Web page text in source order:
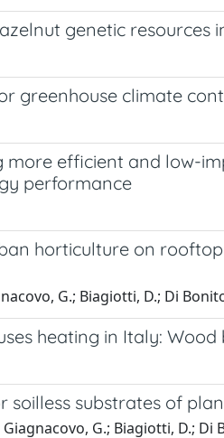
genetic resources
greenhouse climate
more efficient and low-
performance
horticulture on
G.; Biagiotti, D.; Di
heating in Italy: Wood
soilless substrates of
G.; Biagiotti, D.; Di